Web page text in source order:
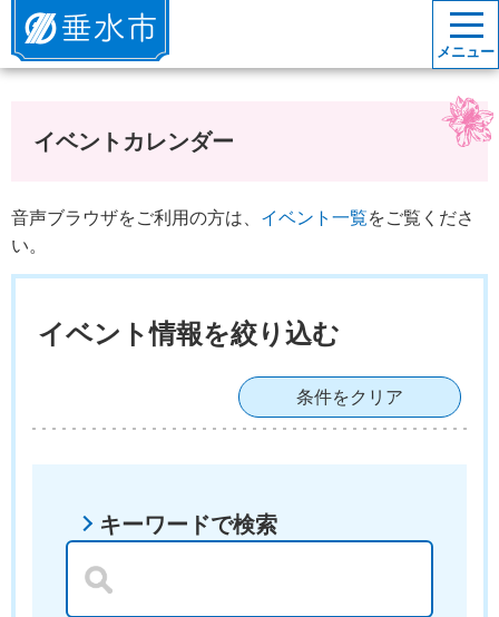
垂水市
メニュー
イベントカレンダー
音声ブラウザをご利用の方は、 イベント一覧をご覧くださ
い。
イベント情報を絞り込む
条件をクリア
キーワードで検索